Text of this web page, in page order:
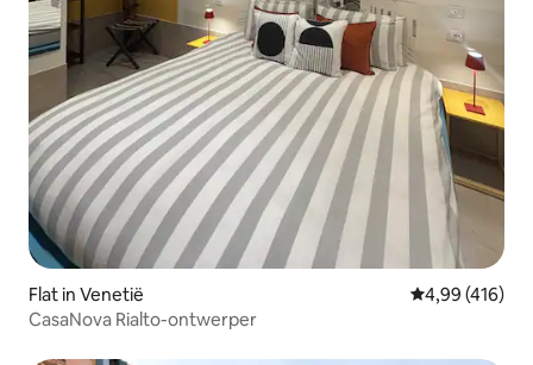
Flat in Venetië Gemiddelde
4,99 (416)
CasaNova Rialto-ontwerper